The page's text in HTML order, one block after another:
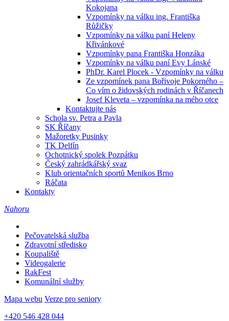
Kokojana
Vzpomínky na válku ing. Františka
Růžičky
Vzpomínky na válku paní Heleny
Křivánkové
Vzpomínky pana Františka Honzáka
Vzpomínky na válku paní Evy Lánské
PhDr. Karel Plocek - Vzpomínky na válku
Ze vzpomínek pana Bořivoje Pokorného –
Co vím o židovských rodinách v Říčanech
Josef Kleveta – vzpomínka na mého otce
Kontaktujte nás
Schola sv. Petra a Pavla
SK Říčany
Mažoretky Pusinky
TK Delfín
Ochotnický spolek Pozpátku
Český zahrádkářský svaz
Klub orientačních sportů Menikos Brno
Ráčata
Kontakty
Nahoru
Pečovatelská služba
Zdravotní středisko
Koupaliště
Videogalerie
RakFest
Komunální služby
Mapa webu Verze pro seniory
+420 546 428 044